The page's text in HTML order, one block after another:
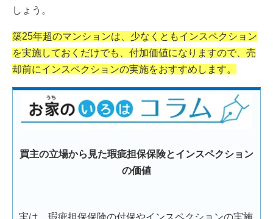
しょう。
築25年超のマンションは、少なくともインスペクション
を実施しておくだけでも、付加価値になりますので、売
却前にインスペクションの実施をおすすめします。
買主の立場から見た瑕疵担保保険とインスペクション
の価値